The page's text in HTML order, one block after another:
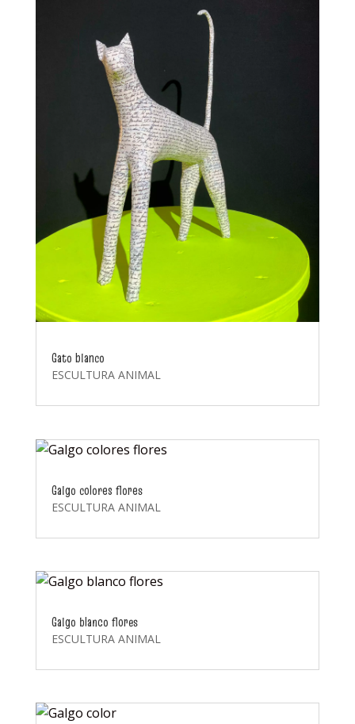
Gato blanco
ESCULTURA ANIMAL
Galgo colores flores
ESCULTURA ANIMAL
Galgo blanco flores
ESCULTURA ANIMAL